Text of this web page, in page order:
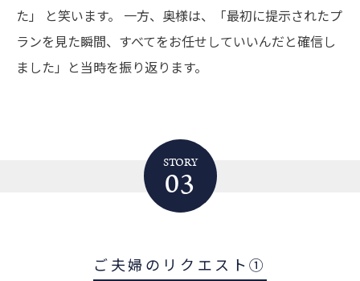
た」 と笑います。
一方、奥様は、「最初に提示されたプ
ランを見た瞬間、すべてをお任せしていいんだと確信し
ました」と当時を振り返ります。
STORY
03
ご夫婦のリクエスト①